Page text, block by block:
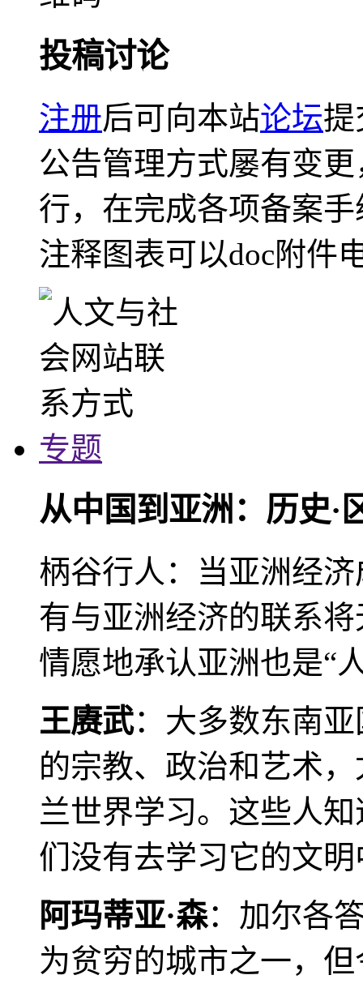
投稿讨论
注册后可向本站论坛提
公告管理方式屡有变
行，在完成各项备案
注释图表可以doc附件
专题
从中国到亚洲：历史·
柄谷行人：当亚洲经
有与亚洲经济的联系
情愿地承认亚洲也是“
王赓武：大多数东南
的宗教、政治和艺术
兰世界学习。这些人
们没有去学习它的文
阿玛蒂亚·森：加尔各
为贫穷的城市之一，